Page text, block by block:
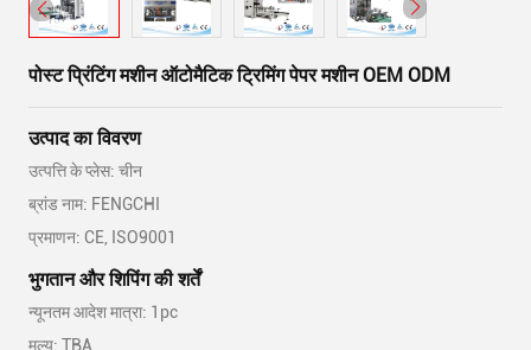
पोस्ट प्रिंटिंग मशीन ऑटोमैटिक ट्रिमिंग पेपर मशीन OEM ODM
उत्पाद का विवरण
उत्पत्ति के प्लेस: चीन
ब्रांड नाम: FENGCHI
प्रमाणन: CE, ISO9001
भुगतान और शिपिंग की शर्तें
न्यूनतम आदेश मात्रा: 1pc
मूल्य: TBA